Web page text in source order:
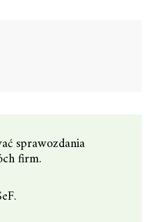
sprawozdania
firm.